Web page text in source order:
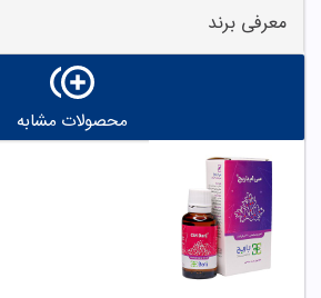
معرفی برند
محصولات مشابه